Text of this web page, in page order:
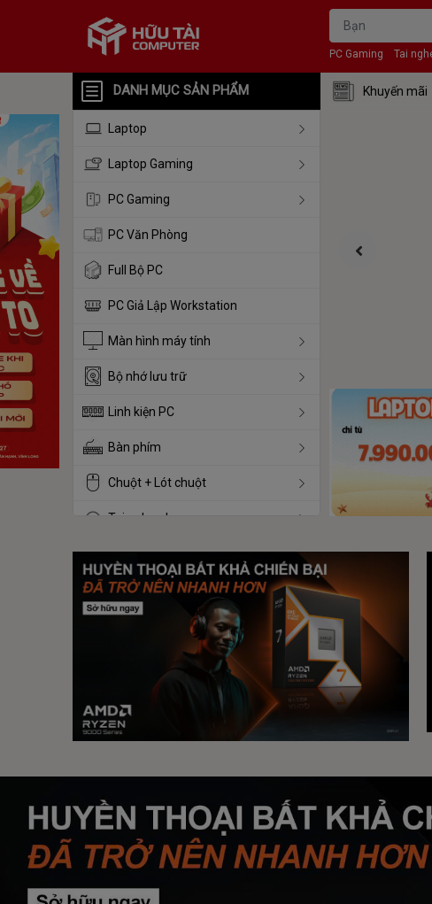
PC Gaming Tai
DANH MỤC SẢN PHẨM Khuyến mãi
Laptop
Laptop Gaming
PC Gaming
PC Văn Phòng
Full Bộ PC
PC Giả Lập Workstation
Màn hình máy tính
Bộ nhớ lưu trữ
Linh kiện PC
Bàn phím
Chuột + Lót chuột
Tai nghe - Loa
Ghế - Bàn
Phụ kiện
Thiết Bị Văn Phòng - Máy in